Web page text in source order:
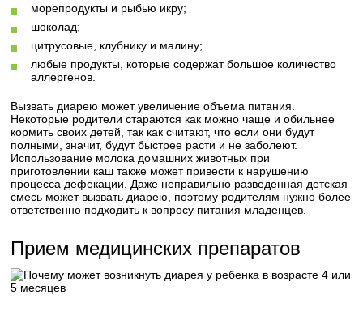
морепродукты и рыбью икру;
шоколад;
цитрусовые, клубнику и малину;
любые продукты, которые содержат большое количество
аллергенов.
Вызвать диарею может увеличение объема питания.
Некоторые родители стараются как можно чаще и обильнее
кормить своих детей, так как считают, что если они будут
полными, значит, будут быстрее расти и не заболеют.
Использование молока домашних животных при
приготовлении каш также может привести к нарушению
процесса дефекации. Даже неправильно разведенная детская
смесь может вызвать диарею, поэтому родителям нужно более
ответственно подходить к вопросу питания младенцев.
Прием медицинских препаратов